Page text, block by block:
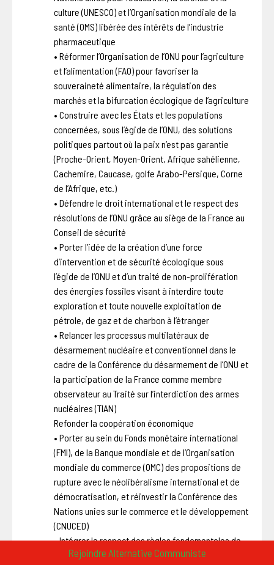
Rejoindre Alternative Communiste
culture (UNESCO) et l’Organisation mondiale de la
santé (OMS) libérée des intérêts de l’industrie
pharmaceutique
• Réformer l’Organisation de l’ONU pour l’agriculture
et l’alimentation (FAO) pour favoriser la
souveraineté alimentaire, la régulation des
marchés et la bifurcation écologique de l’agriculture
• Construire avec les États et les populations
concernées, sous l’égide de l’ONU, des solutions
politiques partout où la paix n’est pas garantie
(Proche-Orient, Moyen-Orient, Afrique sahélienne,
Cachemire, Caucase, golfe Arabo-Persique, Corne
de l’Afrique, etc.)
• Défendre le droit international et le respect des
résolutions de l’ONU grâce au siège de la France au
Conseil de sécurité
• Porter l’idée de la création d’une force
d’intervention et de sécurité écologique sous
l’égide de l’ONU et d’un traité de non-prolifération
des énergies fossiles visant à interdire toute
exploration et toute nouvelle exploitation de
pétrole, de gaz et de charbon à l’étranger
• Relancer les processus multilatéraux de
désarmement nucléaire et conventionnel dans le
cadre de la Conférence du désarmement de l’ONU et
la participation de la France comme membre
observateur au Traité sur l’interdiction des armes
nucléaires (TIAN)
Refonder la coopération économique
• Porter au sein du Fonds monétaire international
(FMI), de la Banque mondiale et de l’Organisation
mondiale du commerce (OMC) des propositions de
rupture avec le néolibéralisme international et de
démocratisation, et réinvestir la Conférence des
Nations unies sur le commerce et le développement
(CNUCED)
• Intégrer le respect des règles fondamentales de
l’Organisation internationale du travail dans les